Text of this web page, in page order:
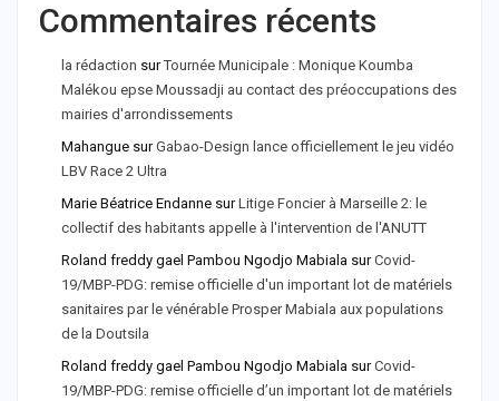
Commentaires récents
la rédaction surTournée Municipale : Monique Koumba
Malékou epse Moussadji au contact des préoccupations des
mairies d'arrondissements
Mahangue surGabao-Design lance officiellement le jeu vidéo
LBV Race 2 Ultra
Marie Béatrice Endanne surLitige Foncier à Marseille 2: le
collectif des habitants appelle à l'intervention de l'ANUTT
Roland freddy gael Pambou Ngodjo Mabiala surCovid-
19/MBP-PDG: remise officielle d'un important lot de matériels
sanitaires par le vénérable Prosper Mabiala aux populations
de la Doutsila
Roland freddy gael Pambou Ngodjo Mabiala surCovid-
19/MBP-PDG: remise officielle d’un important lot de matériels